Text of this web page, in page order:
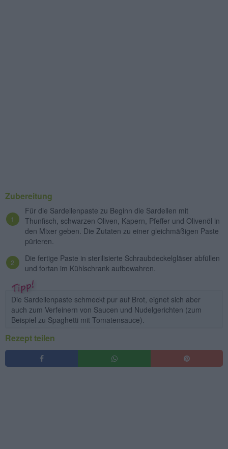
Zubereitung
Für die Sardellenpaste zu Beginn die Sardellen mit
Thunfisch, schwarzen Oliven, Kapern, Pfeffer und Olivenöl in
den Mixer geben. Die Zutaten zu einer gleichmäßigen Paste
pürieren.
Die fertige Paste in sterilisierte Schraubdeckelgläser abfüllen
und fortan im Kühlschrank aufbewahren.
Die Sardellenpaste schmeckt pur auf Brot, eignet sich aber
auch zum Verfeinern von Saucen und Nudelgerichten (zum
Beispiel zu Spaghetti mit Tomatensauce).
Rezept teilen